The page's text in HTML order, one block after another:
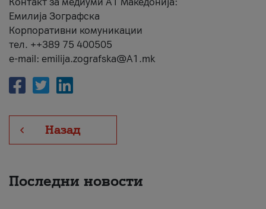
Емилија Зографска
Корпоративни комуникации
тел. ++389 75 400505
e-mail: emilija.zografska@A1.mk
Назад
Последни новости